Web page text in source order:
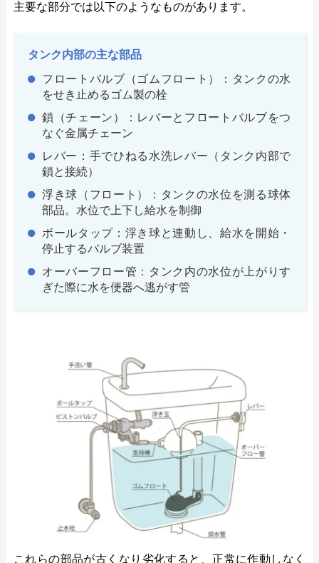
主要な部分では以下のようなものがあります。
タンク内部の主な部品
フロートバルブ（ゴムフロート）：タンクの水
をせき止めるゴム製の栓
鎖（チェーン）：レバーとフロートバルブをつ
なぐ金属チェーン
レバー：手でひねる水洗レバー（タンク内部で
鎖と接続）
浮き球（フロート）：タンクの水位を測る球体
部品。水位で上下し給水を制御
ボールタップ：浮き球と連動し、給水を開始・
停止するバルブ装置
オーバーフロー管：タンク内の水位が上がりす
ぎた際に水を便器へ逃がす管
これらの部品が古くなり劣化すると、正常に作動しなく